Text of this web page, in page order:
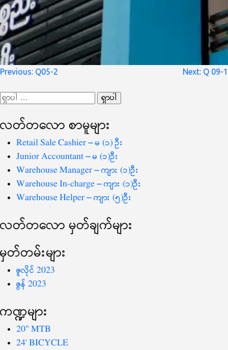
စာမူ
ပြ
Previous: Q05-2 Next: Q 09-1
ရှာ
စကားလုံး
လတ်တ‌လော စာမူများ
Retail Sale Cashier – မ (၁) ဦး
Junior Accountant – မ (၁)ဦး
Warehouse Manager – ကျား (၁)ဦး
Warehouse In-charge – ကျား (၁)ဦး
Warehouse Helper – ကျား (၅)ဦး
လတ်တ‌လော မှတ်ချက်များ
မှတ်တမ်းများ
ဇူလိုင် 2023
ဇွန် 2023
ကဏ္ဍများ
20" MTB
24' BICYCLE